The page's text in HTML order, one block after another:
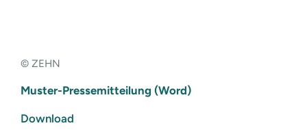
© ZEHN
Muster-Pressemitteilung (Word)
Download